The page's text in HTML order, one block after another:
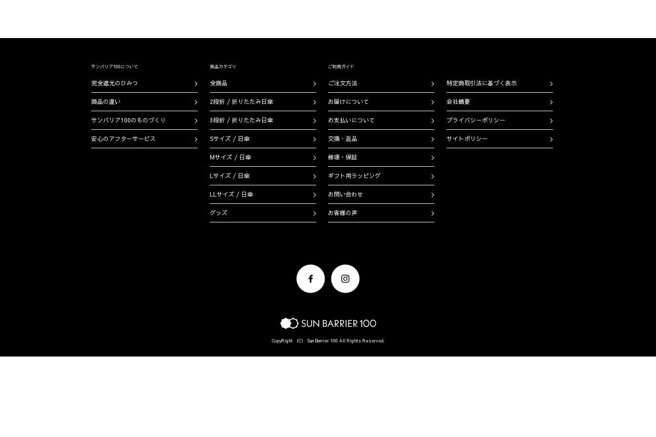
サンバリア100について
完全遮光のひみつ
商品の違い
サンバリア100のものづくり
安心のアフターサービス
商品カテゴリ
全商品
2段折 / 折りたたみ日傘
3段折 / 折りたたみ日傘
Sサイズ / 日傘
Mサイズ / 日傘
Lサイズ / 日傘
LLサイズ / 日傘
グッズ
ご利用ガイド
ご注文方法
お届けについて
お支払いについて
交換・返品
修理・保証
ギフト用ラッピング
お問い合わせ
お客様の声
特定商取引法に基づく表示
会社概要
プライバシーポリシー
サイトポリシー
CopyRight （C） Sun Barrier 100 All Rights Reserved.